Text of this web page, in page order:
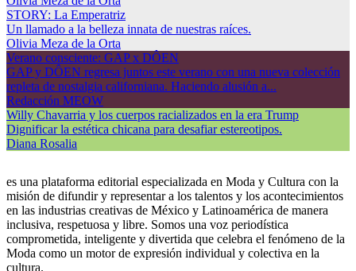
STORY: La Emperatriz
Un llamado a la belleza innata de nuestras raíces.
Olivia Meza de la Orta
Verano consciente: GAP x DÔEN
GAP y DÔEN regresa juntos este verano con una nueva colección
repleta de nostalgia californiana. Haciendo alusión a...
Redacción MEOW
Willy Chavarria y los cuerpos racializados en la era Trump
Dignificar la estética chicana para desafiar estereotipos.
Diana Rosalia
es una plataforma editorial especializada en Moda y Cultura con la
misión de difundir y representar a los talentos y los acontecimientos
en las industrias creativas de México y Latinoamérica de manera
inclusiva, respetuosa y libre. Somos una voz periodística
comprometida, inteligente y divertida que celebra el fenómeno de la
Moda como un motor de expresión individual y colectiva en la
cultura.